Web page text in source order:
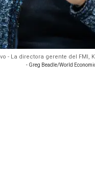
- La directora gerente del FMI,
- Greg Beadle/World